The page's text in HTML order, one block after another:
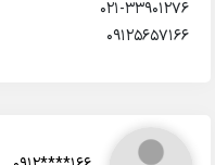
021-33901276
09125657166